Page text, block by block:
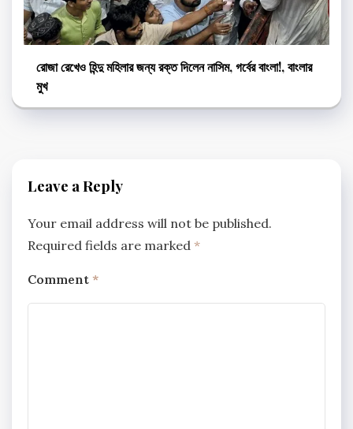
রোজা রেখেও হিন্দু মহিলার জন্য রক্ত দিলেন নাসিম, গর্বের বাংলা!, বাংলার
মুখ
Leave a Reply
Your email address will not be published.
Required fields are marked *
Comment *